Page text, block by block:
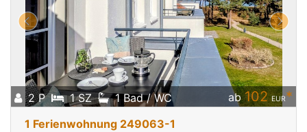
2 P 1 SZ 1 Bad / WC ab102 EUR*
1 Ferienwohnung 249063-1